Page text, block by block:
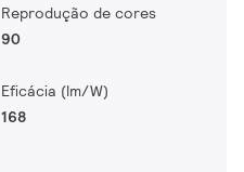
Reprodução de cores
90
Eficácia (lm/W)
168